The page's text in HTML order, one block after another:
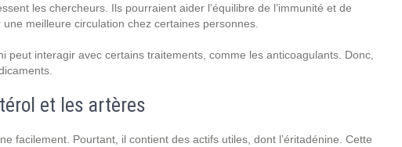
les chercheurs. Ils pourraient aider l’équilibre de l’immunité et de
meilleure circulation chez certaines personnes.
peut interagir avec certains traitements, comme les anticoagulants. Donc,
et les artères
facilement. Pourtant, il contient des actifs utiles, dont l’éritadénine. Cette